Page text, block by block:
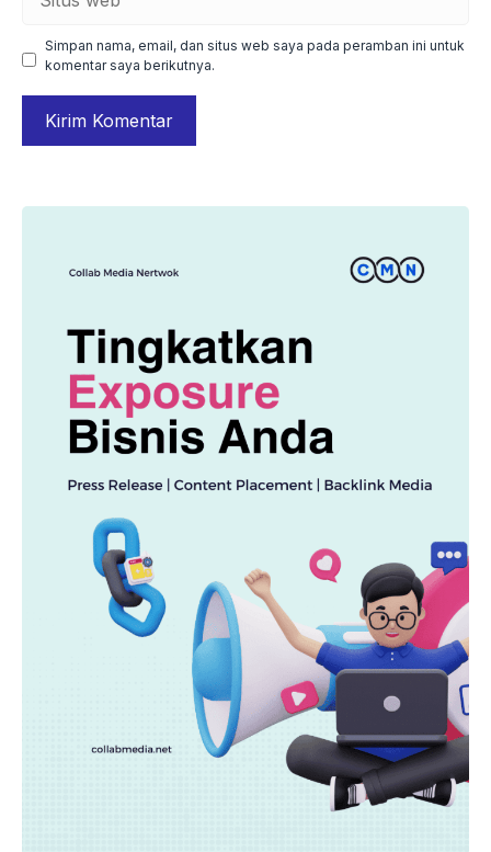
Simpan nama, email, dan situs web saya pada peramban ini untuk
komentar saya berikutnya.